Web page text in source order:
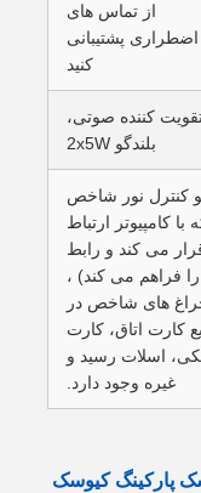
از تماس های
اضطراری پشتیبانی
کنید
کننده صوتی،
بلندگو 2x5W
کنترل نور شاخص
با کامپیوتر ارتباط
می کند و رابط
را فراهم می کند) ،
های شاخص در
کارت اتاق، کارت
اسلات رسید و
غیره وجود دارد.
پارکینگ کیوسک